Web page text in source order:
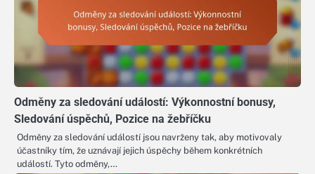
Odměny za sledování událostí: Výkonnostní bonusy,
Sledování úspěchů, Pozice na žebříčku
Odměny za sledování událostí jsou navrženy tak, aby motivovaly
účastníky tím, že uznávají jejich úspěchy během konkrétních
událostí. Tyto odměny,…